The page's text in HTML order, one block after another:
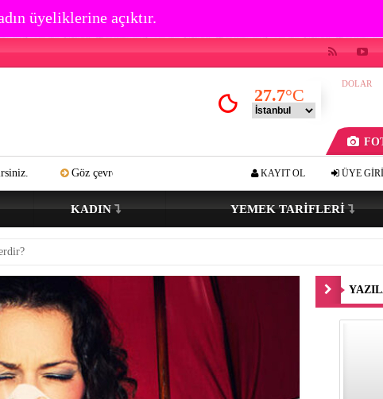
üyeliklerine açıktır.
DOLAR
27.7°C
kırışıklık oluşumu kaç yaşında başlar? Açık tenli ve renkli gözlüyseniz…
ÜYE
KAYIT OL
KADIN YEMEK TARIFLERI